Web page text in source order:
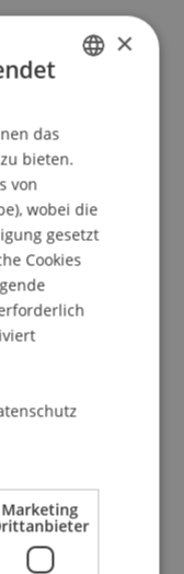
und
vor grosse
nicht nur
zu
erkannt und
Person des
dies auch in
zu können,
und
der
×
das
bieten.
von
wobei die
gesetzt
Cookies
Marketing